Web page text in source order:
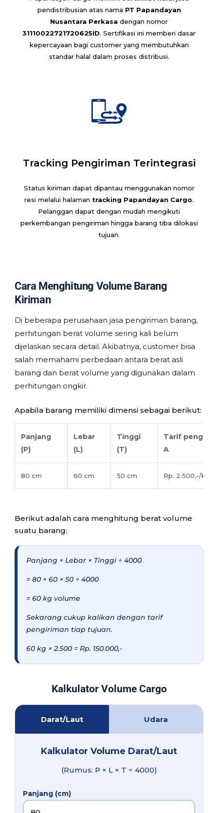
pendistribusian atas nama PT Papandayan
Nusantara Perkasa dengan nomor
31110022721720625ID. Sertifikasi ini memberi dasar
kepercayaan bagi customer yang membutuhkan
standar halal dalam proses distribusi.
Tracking Pengiriman Terintegrasi
Status kiriman dapat dipantau menggunakan nomor
resi melalui halaman tracking Papandayan Cargo.
Pelanggan dapat dengan mudah mengikuti
perkembangan pengiriman hingga barang tiba dilokasi
tujuan.
Cara Menghitung Volume Barang
Kiriman
Di beberapa perusahaan jasa pengiriman barang,
perhitungan berat volume sering kali belum
dijelaskan secara detail. Akibatnya, customer bisa
salah memahami perbedaan antara berat asli
barang dan berat volume yang digunakan dalam
perhitungan ongkir.
Apabila barang memiliki dimensi sebagai berikut:
Panjang
(P)
Lebar
(L)
Tinggi
(T)
Tarif
A
80 cm 60 cm 50 cm Rp. 2.500,-/kg
Berikut adalah cara menghitung berat volume
suatu barang:
Panjang × Lebar × Tinggi ÷ 4000
= 80 × 60 × 50 ÷ 4000
= 60 kg volume
Sekarang cukup kalikan dengan tarif
pengiriman tiap tujuan.
60 kg × 2.500 = Rp. 150.000,-
Kalkulator Volume Cargo
Darat/Laut Udara
Kalkulator Volume Darat/Laut
(Rumus: P × L × T ÷ 4000)
Panjang (cm)